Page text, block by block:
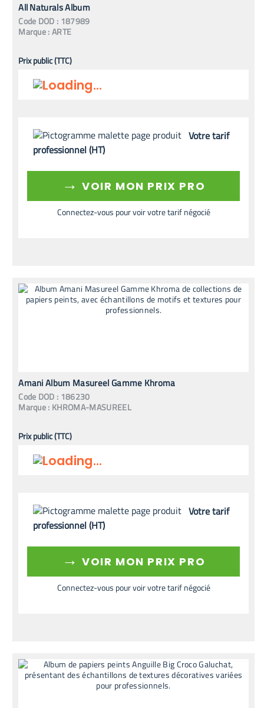
All Naturals Album
Code DOD : 187989
Marque :ARTE
Prix public (TTC)
Votre tarif
professionnel (HT)
→ VOIR MON PRIX PRO
Connectez-vous pour voir votre tarif négocié
Amani Album Masureel Gamme Khroma
Code DOD : 186230
Marque : KHROMA-MASUREEL
Prix public (TTC)
Votre tarif
professionnel (HT)
→ VOIR MON PRIX PRO
Connectez-vous pour voir votre tarif négocié